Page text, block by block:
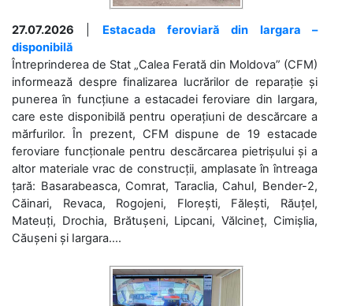
27.07.2026
Estacada feroviară din Iargara –
disponibilă
Întreprinderea de Stat „Calea Ferată din Moldova” (CFM)
informează despre finalizarea lucrărilor de reparație și
punerea în funcțiune a estacadei feroviare din Iargara,
care este disponibilă pentru operațiuni de descărcare a
mărfurilor. În prezent, CFM dispune de 19 estacade
feroviare funcționale pentru descărcarea pietrișului și a
altor materiale vrac de construcții, amplasate în întreaga
țară: Basarabeasca, Comrat, Taraclia, Cahul, Bender-2,
Căinari, Revaca, Rogojeni, Florești, Fălești, Răuțel,
Mateuți, Drochia, Brătușeni, Lipcani, Vălcineț, Cimișlia,
Căușeni și Iargara....